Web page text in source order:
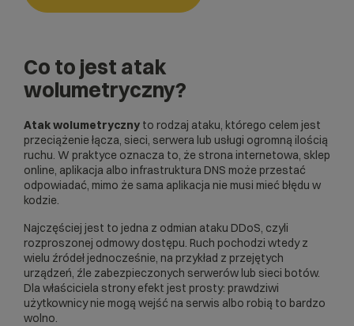
Co to jest atak
wolumetryczny?
Atak wolumetryczny to rodzaj ataku, którego celem jest
przeciążenie łącza, sieci, serwera lub usługi ogromną ilością
ruchu. W praktyce oznacza to, że strona internetowa, sklep
online, aplikacja albo infrastruktura DNS może przestać
odpowiadać, mimo że sama aplikacja nie musi mieć błędu w
kodzie.
Najczęściej jest to jedna z odmian ataku DDoS, czyli
rozproszonej odmowy dostępu. Ruch pochodzi wtedy z
wielu źródeł jednocześnie, na przykład z przejętych
urządzeń, źle zabezpieczonych serwerów lub sieci botów.
Dla właściciela strony efekt jest prosty: prawdziwi
użytkownicy nie mogą wejść na serwis albo robią to bardzo
wolno.